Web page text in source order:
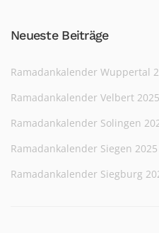
Neueste Beiträge
Ramadankalender Wuppertal
Ramadankalender Velbert 2025
Ramadankalender Solingen
Ramadankalender Siegen 2025
Ramadankalender Siegburg